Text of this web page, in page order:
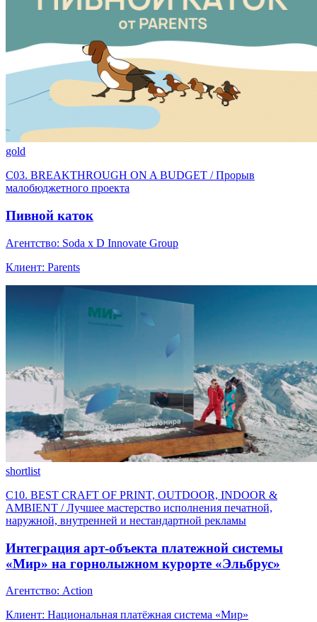
gold
C03. BREAKTHROUGH ON A BUDGET / Прорыв
малобюджетного проекта
Пивной каток
Агентство: Soda x D Innovate Group
Клиент: Parents
shortlist
C10. BEST CRAFT OF PRINT, OUTDOOR, INDOOR &
AMBIENT / Лучшее мастерство исполнения печатной,
наружной, внутренней и нестандартной рекламы
Интеграция арт-объекта платежной системы
«Мир» на горнолыжном курорте «Эльбрус»
Агентство: Action
Клиент: Национальная платёжная система «Мир»